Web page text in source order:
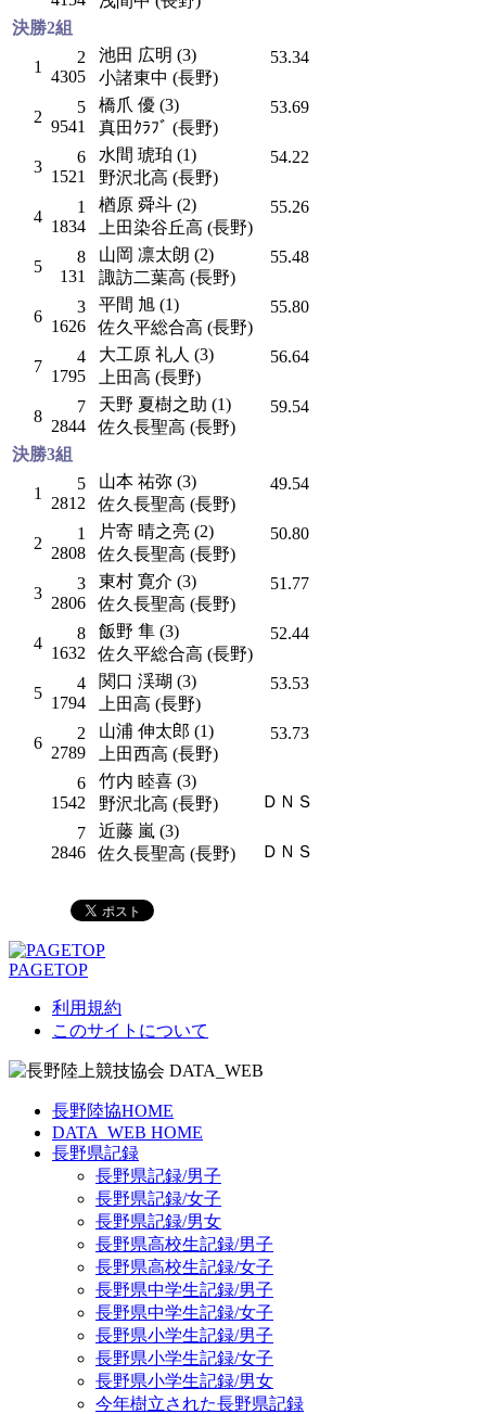
決勝2組
1
2
4305
池田 広明 (3)
小諸東中 (長野)
53.34
2
5
9541
橋爪 優 (3)
真田ｸﾗﾌﾞ (長野)
53.69
3
6
1521
水間 琥珀 (1)
野沢北高 (長野)
54.22
4
1
1834
楢原 舜斗 (2)
上田染谷丘高 (長野)
55.26
5
8
131
山岡 凛太朗 (2)
諏訪二葉高 (長野)
55.48
6
3
1626
平間 旭 (1)
佐久平総合高 (長野)
55.80
7
4
1795
大工原 礼人 (3)
上田高 (長野)
56.64
8
7
2844
天野 夏樹之助 (1)
佐久長聖高 (長野)
59.54
決勝3組
1
5
2812
山本 祐弥 (3)
佐久長聖高 (長野)
49.54
2
1
2808
片寄 晴之亮 (2)
佐久長聖高 (長野)
50.80
3
3
2806
東村 寛介 (3)
佐久長聖高 (長野)
51.77
4
8
1632
飯野 隼 (3)
佐久平総合高 (長野)
52.44
5
4
1794
関口 渓瑚 (3)
上田高 (長野)
53.53
6
2
2789
山浦 伸太郎 (1)
上田西高 (長野)
53.73
6
1542
竹内 睦喜 (3)
野沢北高 (長野)
ＤＮＳ
7
2846
近藤 嵐 (3)
佐久長聖高 (長野)
ＤＮＳ
PAGETOP
利用規約
このサイトについて
長野陸協HOME
DATA_WEB HOME
長野県記録
長野県記録/男子
長野県記録/女子
長野県記録/男女
長野県高校生記録/男子
長野県高校生記録/女子
長野県中学生記録/男子
長野県中学生記録/女子
長野県小学生記録/男子
長野県小学生記録/女子
長野県小学生記録/男女
今年樹立された長野県記録